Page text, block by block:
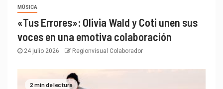
MÚSICA
«Tus Errores»: Olivia Wald y Coti unen sus
voces en una emotiva colaboración
24 julio 2026 Regionvisual Colaborador
2 min de lectura